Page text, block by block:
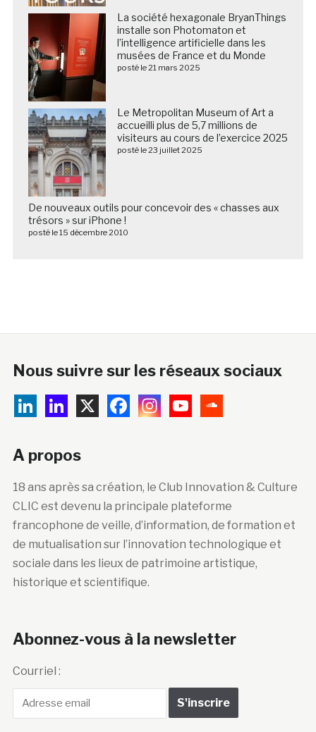
La société hexagonale BryanThings
installe son Photomaton et
l’intelligence artificielle dans les
musées de France et du Monde
posté le 21 mars 2025
Le Metropolitan Museum of Art a
accueilli plus de 5,7 millions de
visiteurs au cours de l’exercice 2025
posté le 23 juillet 2025
De nouveaux outils pour concevoir des « chasses aux
trésors » sur iPhone !
posté le 15 décembre 2010
Nous suivre sur les réseaux sociaux
A propos
18 ans après sa création, le Club Innovation & Culture
CLIC est devenu la principale plateforme
francophone de veille, d’information, de formation et
de mutualisation sur l’innovation technologique et
sociale dans les lieux de patrimoine artistique,
historique et scientifique.
Abonnez-vous à la newsletter
Courriel :